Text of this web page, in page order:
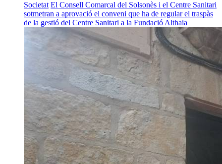
Societat El Consell Comarcal del Solsonès i el Centre Sanitari
sotmetran a aprovació el conveni que ha de regular el traspàs
de la gestió del Centre Sanitari a la Fundació Althaia